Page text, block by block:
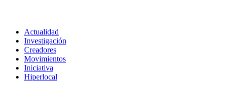
Actualidad
Investigación
Creadores
Movimientos
Iniciativa
Hiperlocal